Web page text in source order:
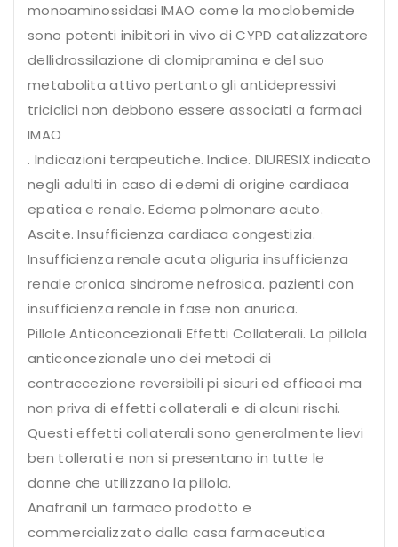
monoaminossidasi IMAO come la moclobemide
sono potenti inibitori in vivo di CYPD catalizzatore
dellidrossilazione di clomipramina e del suo
metabolita attivo pertanto gli antidepressivi
triciclici non debbono essere associati a farmaci
IMAO
. Indicazioni terapeutiche. Indice. DIURESIX indicato
negli adulti in caso di edemi di origine cardiaca
epatica e renale. Edema polmonare acuto.
Ascite. Insufficienza cardiaca congestizia.
Insufficienza renale acuta oliguria insufficienza
renale cronica sindrome nefrosica. pazienti con
insufficienza renale in fase non anurica.
Pillole Anticoncezionali Effetti Collaterali. La pillola
anticoncezionale uno dei metodi di
contraccezione reversibili pi sicuri ed efficaci ma
non priva di effetti collaterali e di alcuni rischi.
Questi effetti collaterali sono generalmente lievi
ben tollerati e non si presentano in tutte le
donne che utilizzano la pillola.
Anafranil un farmaco prodotto e
commercializzato dalla casa farmaceutica